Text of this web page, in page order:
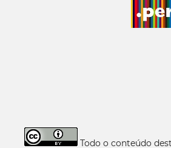
Todo o conteúdo